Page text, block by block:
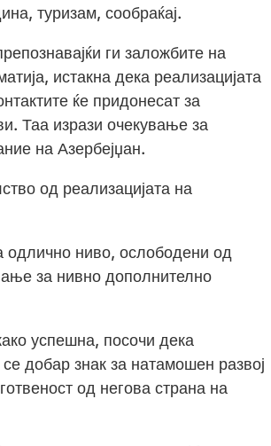
туризам, сообраќај.
ги заложбите на
истакна дека реализацијата
ќе придонесат за
Таа изрази очекување за
на Азербејџан.
од реализацијата на
одлично ниво, ослободени од
за нивно дополнително
успешна, посочи дека
добар знак за натамошен развој
од негова страна на